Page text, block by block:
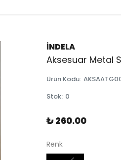
İNDELA
Aksesuar Metal
Ürün Kodu:
Stok: 0
₺ 260.00
Renk